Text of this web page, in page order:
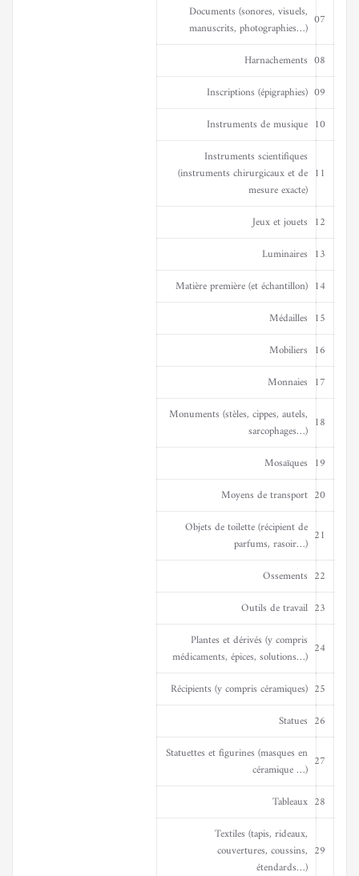
07
Documents (sonores, visuels,
manuscrits, photographies…)
08
Harnachements
09
Inscriptions (épigraphies)
10
Instruments de musique
11
Instruments scientifiques
(instruments chirurgicaux et de
mesure exacte)
12
Jeux et jouets
13
Luminaires
14
Matière première (et échantillon)
15
Médailles
16
Mobiliers
17
Monnaies
18
Monuments (stèles, cippes, autels,
sarcophages…)
19
Mosaïques
20
Moyens de transport
21
Objets de toilette (récipient de
parfums, rasoir…)
22
Ossements
23
Outils de travail
24
Plantes et dérivés (y compris
médicaments, épices, solutions…)
25
Récipients (y compris céramiques)
26
Statues
27
Statuettes et figurines (masques en
céramique …)
28
Tableaux
29
Textiles (tapis, rideaux,
couvertures, coussins,
étendards…)